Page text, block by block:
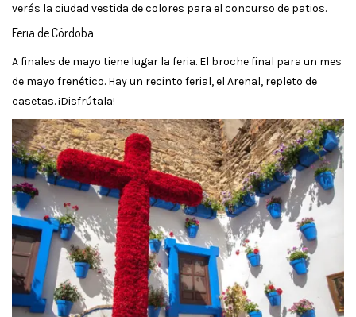
verás la ciudad vestida de colores para el concurso de patios.
Feria de Córdoba
A finales de mayo tiene lugar la feria. El broche final para un mes
de mayo frenético. Hay un recinto ferial, el Arenal, repleto de
casetas. ¡Disfrútala!